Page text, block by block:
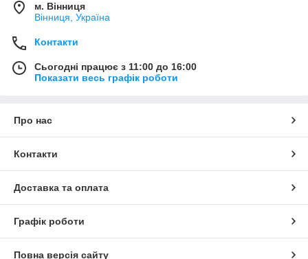
м. Вінниця
Вінниця, Україна
Контакти
Сьогодні працює з 11:00 до 16:00
Показати весь графік роботи
Про нас
Контакти
Доставка та оплата
Графік роботи
Повна версія сайту